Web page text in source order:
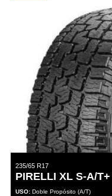
235/65 R17
PIRELLI XL S-A/T+
USO: Doble Propósito (A/T)